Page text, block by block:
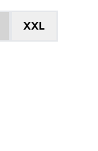
XXL